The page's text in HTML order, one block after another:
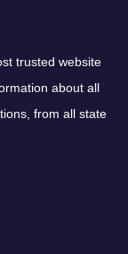
trusted website
about all
from all state